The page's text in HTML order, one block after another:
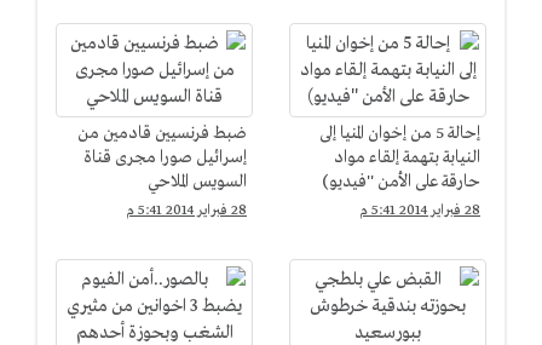
إحالة 5 من إخوان المنيا إلى
النيابة بتهمة إلقاء مواد
حارقة على الأمن ''فيديو)
28 فبراير 2014 5:41 م
ضبط فرنسيين قادمين من
إسرائيل صورا مجرى قناة
السويس الملاحي
28 فبراير 2014 5:41 م